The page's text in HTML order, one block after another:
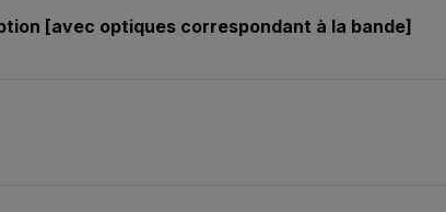
[avec optiques correspondant à la bande]